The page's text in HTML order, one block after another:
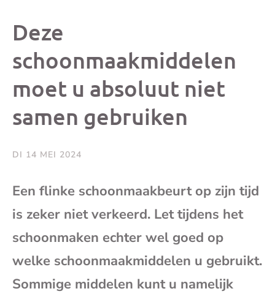
bericht
op
Facebook
bericht
op
e-
Deze
schoonmaakmiddelen
moet u absoluut niet
samen gebruiken
DI 14 MEI 2024
Een flinke schoonmaakbeurt op zijn tijd
is zeker niet verkeerd. Let tijdens het
schoonmaken echter wel goed op
welke schoonmaakmiddelen u gebruikt.
Sommige middelen kunt u namelijk